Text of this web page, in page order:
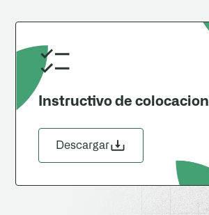
Instructivo de colocacion
Descargar